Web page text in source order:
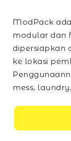
ModPack
modular dan
dipersiapkan
ke lokasi
mess,